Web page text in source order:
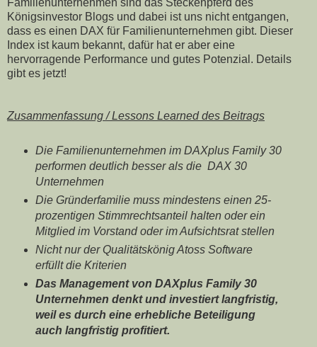
Familienunternehmen sind das Steckenpferd des
Königsinvestor Blogs und dabei ist uns nicht entgangen,
dass es einen DAX für Familienunternehmen gibt. Dieser
Index ist kaum bekannt, dafür hat er aber eine
hervorragende Performance und gutes Potenzial. Details
gibt es jetzt!
Zusammenfassung / Lessons Learned des Beitrags
Die Familienunternehmen im DAXplus Family 30
performen deutlich besser als die DAX 30
Unternehmen
Die Gründerfamilie muss mindestens einen 25-
prozentigen Stimmrechtsanteil halten oder ein
Mitglied im Vorstand oder im Aufsichtsrat stellen
Nicht nur der Qualitätskönig Atoss Software
erfüllt die Kriterien
Das Management von DAXplus Family 30
Unternehmen denkt und investiert langfristig,
weil es durch eine erhebliche Beteiligung
auch langfristig profitiert.